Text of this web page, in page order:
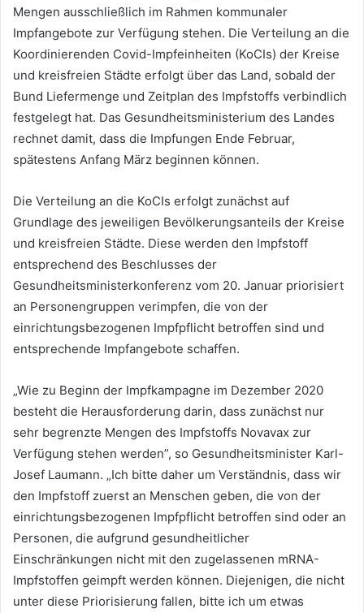
Mengen ausschließlich im Rahmen kommunaler
Impfangebote zur Verfügung stehen. Die Verteilung an die
Koordinierenden Covid-Impfeinheiten (KoCIs) der Kreise
und kreisfreien Städte erfolgt über das Land, sobald der
Bund Liefermenge und Zeitplan des Impfstoffs verbindlich
festgelegt hat. Das Gesundheitsministerium des Landes
rechnet damit, dass die Impfungen Ende Februar,
spätestens Anfang März beginnen können.
Die Verteilung an die KoCIs erfolgt zunächst auf
Grundlage des jeweiligen Bevölkerungsanteils der Kreise
und kreisfreien Städte. Diese werden den Impfstoff
entsprechend des Beschlusses der
Gesundheitsministerkonferenz vom 20. Januar priorisiert
an Personengruppen verimpfen, die von der
einrichtungsbezogenen Impfpflicht betroffen sind und
entsprechende Impfangebote schaffen.
„Wie zu Beginn der Impfkampagne im Dezember 2020
besteht die Herausforderung darin, dass zunächst nur
sehr begrenzte Mengen des Impfstoffs Novavax zur
Verfügung stehen werden”, so Gesundheitsminister Karl-
Josef Laumann. „Ich bitte daher um Verständnis, dass wir
den Impfstoff zuerst an Menschen geben, die von der
einrichtungsbezogenen Impfpflicht betroffen sind oder an
Personen, die aufgrund gesundheitlicher
Einschränkungen nicht mit den zugelassenen mRNA-
Impfstoffen geimpft werden können. Diejenigen, die nicht
unter diese Priorisierung fallen, bitte ich um etwas